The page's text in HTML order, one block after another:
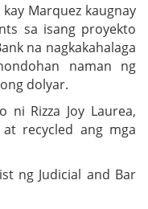
Marquez kaugnay
sa isang proyekto
na nagkakahalaga
naman ng
dolyar.
ni Rizza Joy Laurea,
recycled ang mga
ng Judicial and Bar